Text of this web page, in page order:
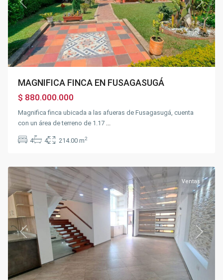
Previous Next
MAGNIFICA FINCA EN FUSAGASUGÁ
$ 880.000.000
Magnifica finca ubicada a las afueras de Fusagasugá, cuenta
con un área de terreno de 1.17 ...
4 4 214.00 m2
Previous Next
Ventas